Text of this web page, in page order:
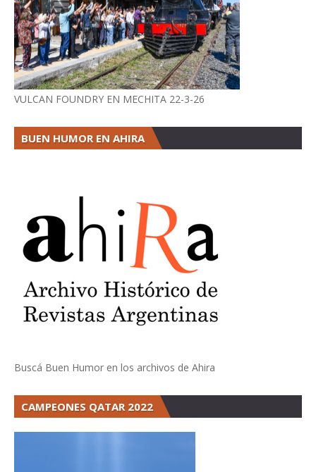
VULCAN FOUNDRY EN MECHITA 22-3-26
BUEN HUMOR EN AHIRA
Buscá Buen Humor en los archivos de Ahira
CAMPEONES QATAR 2022